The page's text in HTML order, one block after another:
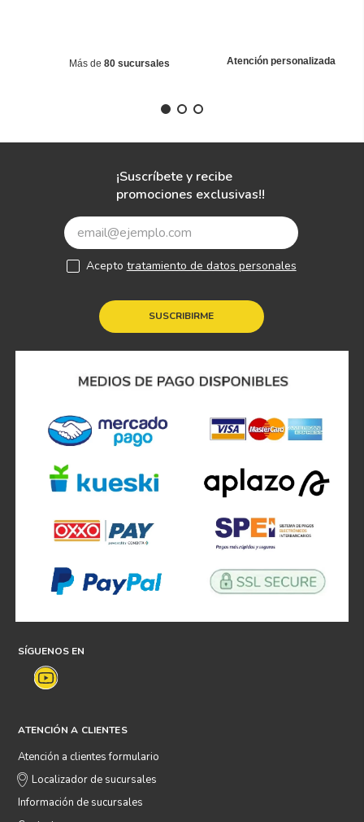
Más de 80 sucursales Atención personalizada
¡Suscríbete y recibe
promociones exclusivas!!
SUSCRIBIRME
Acepto tratamiento de datos personales
SÍGUENOS EN
ATENCIÓN A CLIENTES
Atención a clientes formulario
Localizador de sucursales
Información de sucursales